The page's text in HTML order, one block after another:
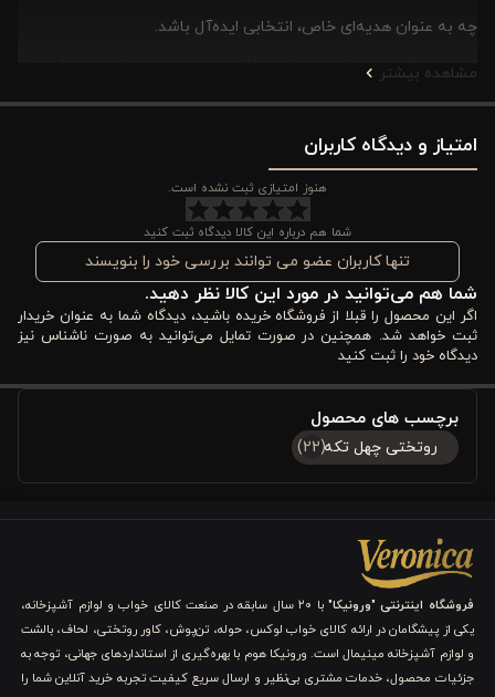
چه به عنوان هدیه‌ای خاص، انتخابی ایده‌آل باشد.
سانتی‌متر، استفاده روزمره و هدیه دادن را برای شما آسان می‌کند.
بسته‌بندی سبک و جمع‌وجور این محصول، حمل و نگهداری آن را ساده
می‌سازد. با روتختی ورونیکا، فضایی آرام و جذاب برای استراحت و
مشخصات فنی روتختی ورونیکا دو تکه طرح چهل تکه
طوسی نقره ‌ای
۱. جنس و دوخت:
جنس پارچه نه تنها جلوه‌ای شیک و لوکس به اتاق می‌بخشد، بلکه در
طول زمان نیز کیفیت خود را حفظ می‌کند. چرخ‌دوزی ظریف و دقیق
باعث می‌شود که دوخت‌ها پایدار باشند و از باز شدن یا نخ کش شدن
جلوگیری شود. این ویژگی به ویژه برای استفاده روزمره و شستشو
اهمیت دارد، زیرا بدون نگرانی از تغییر شکل یا آسیب دیدن، می‌توانید
روتختی را مرتباً بشویید و از لطافت آن لذت ببرید.
۲. رنگ:
مشاهده بیشتر
امتیاز و دیدگاه کاربران
هنوز امتیازی ثبت نشده است.
شما هم درباره این کالا دیدگاه ثبت کنید
تنها کاربران عضو می توانند بررسی خود را بنویسند
شما هم می‌توانید در مورد این کالا نظر دهید.
اگر این محصول را قبلا از فروشگاه خریده باشید، دیدگاه شما به عنوان خریدار
ثبت خواهد شد. همچنین در صورت تمایل می‌توانید به صورت ناشناس نیز
دیدگاه خود را ثبت کنید
برچسب های محصول
روتختی چهل تکه(22)
فروشگاه اینترنتی "ورونیکا"
با ۲۰ سال سابقه در صنعت کالای خواب و لوازم آشپزخانه،
یکی از پیشگامان در ارائه کالای خواب لوکس، حوله، تن‌پوش، کاور روتختی، لحاف، بالشت
و لوازم آشپزخانه مینیمال است. ورونیکا هوم با بهره‌گیری از استانداردهای جهانی، توجه به
جزئیات محصول، خدمات مشتری بی‌نظیر و ارسال سریع کیفیت تجربه خرید آنلاین شما را